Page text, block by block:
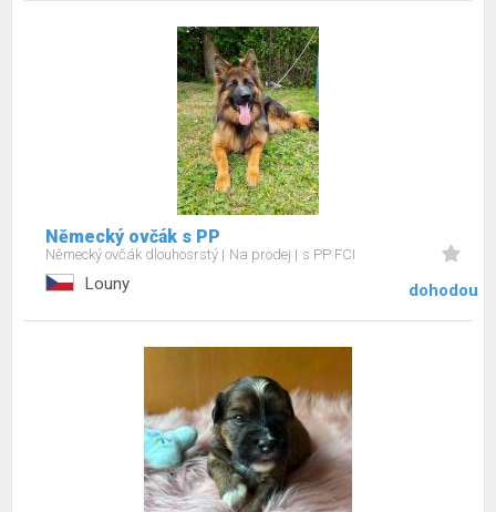
Německý ovčák s PP
Německý ovčák dlouhosrstý Na prodej s PP FCI
Louny dohodou